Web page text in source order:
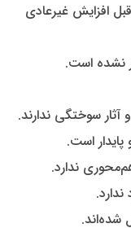
افزایش غیرعادی
نشده است.
آثار سوختگی ندارند.
است.
ندارد.
شده‌اند.